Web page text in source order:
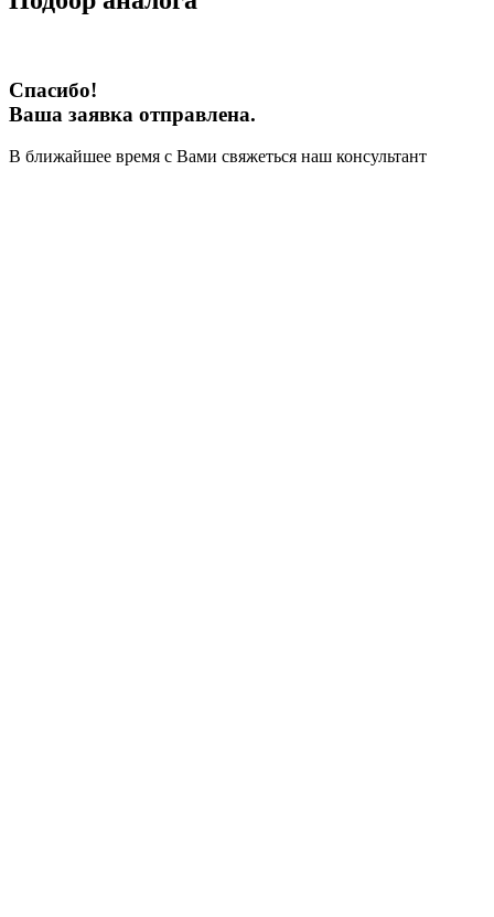
Спасибо!
Ваша заявка отправлена.
В ближайшее время с Вами свяжеться наш консультант